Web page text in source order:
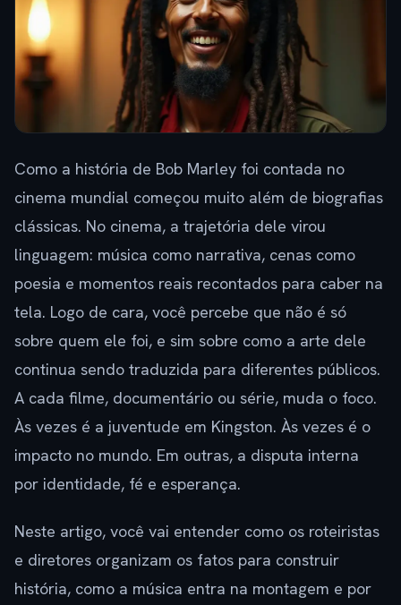
Como a história de Bob Marley foi contada no
cinema mundial começou muito além de biografias
clássicas. No cinema, a trajetória dele virou
linguagem: música como narrativa, cenas como
poesia e momentos reais recontados para caber na
tela. Logo de cara, você percebe que não é só
sobre quem ele foi, e sim sobre como a arte dele
continua sendo traduzida para diferentes públicos.
A cada filme, documentário ou série, muda o foco.
Às vezes é a juventude em Kingston. Às vezes é o
impacto no mundo. Em outras, a disputa interna
por identidade, fé e esperança.
Neste artigo, você vai entender como os roteiristas
e diretores organizam os fatos para construir
história, como a música entra na montagem e por